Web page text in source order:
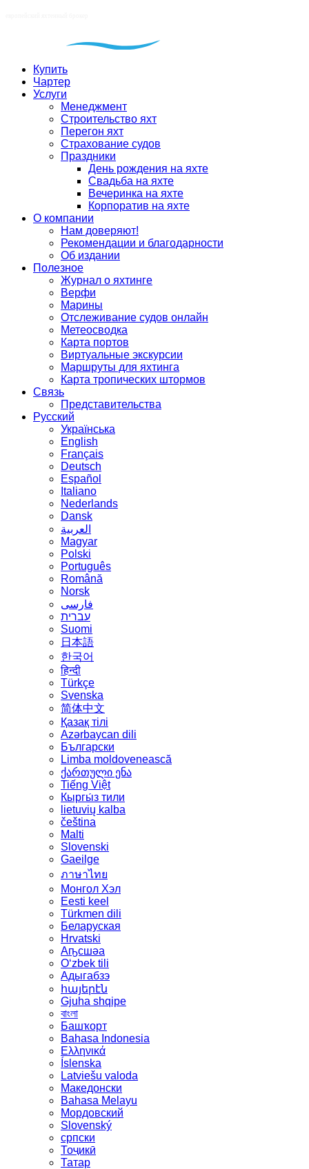
Купить
Чартер
Услуги
Менеджмент
Строительство яхт
Перегон яхт
Страхование судов
Праздники
День рождения на яхте
Свадьба на яхте
Вечеринка на яхте
Корпоратив на яхте
О компании
Нам доверяют!
Рекомендации и благодарности
Об издании
Полезное
Журнал о яхтинге
Верфи
Марины
Отслеживание судов онлайн
Метеосводка
Карта портов
Виртуальные экскурсии
Маршруты для яхтинга
Карта тропических штормов
Связь
Представительства
Русский
Українська
English
Français
Deutsch
Español
Italiano
Nederlands
Dansk
العربية
Magyar
Polski
Português
Română
Norsk
فارسی
עברית
Suomi
日本語
한국어
हिन्दी
Türkçe
Svenska
简体中文
Қазақ тілі
Azərbaycan dili
Български
Limba moldovenească
ქართული ენა
Tiếng Việt
Кыргы́з тили
lietuvių kalba
čeština
Malti
Slovenski
Gaeilge
ภาษาไทย
Монгол Хэл
Eesti keel
Türkmen dili
Беларуская
Hrvatski
Аҧсшәа
Oʻzbek tili
Адыгабзэ
հայերէն
Gjuha shqipe
বাংলা
Башҡорт
Bahasa Indonesia
Ελληνικά
Íslenska
Latviešu valoda
Македонски
Bahasa Melayu
Мордовский
Slovenský
српски
Тоҷикӣ
Татар